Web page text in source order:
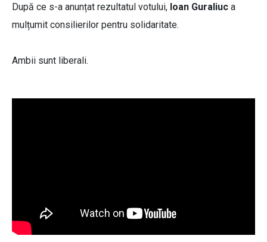
După ce s-a anunțat rezultatul votului, Ioan Guraliuc a
mulțumit consilierilor pentru solidaritate.
Ambii sunt liberali.